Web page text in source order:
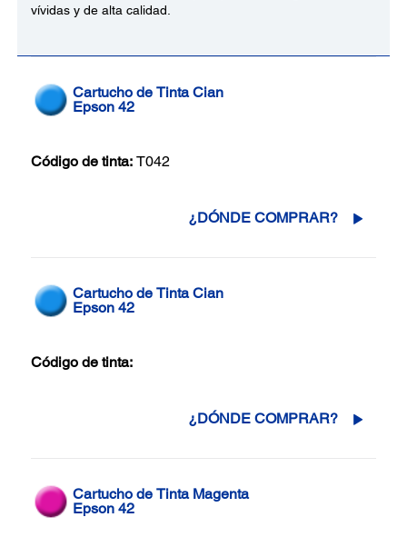
vívidas y de alta calidad.
Cartucho de Tinta Cian
Epson 42
Código de tinta: T042
¿DÓNDE COMPRAR?
Cartucho de Tinta Cian
Epson 42
Código de tinta:
¿DÓNDE COMPRAR?
Cartucho de Tinta Magenta
Epson 42